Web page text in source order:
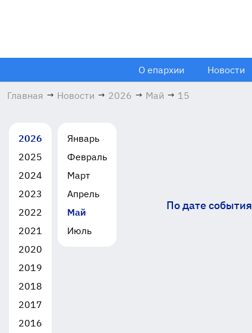
О епархии Новости
Главная → Новости → 2026 → Май → 15
2026
2025
2024
2023
2022
2021
2020
2019
2018
2017
2016
Январь
Февраль
Март
Апрель
Май
Июль
По дате события